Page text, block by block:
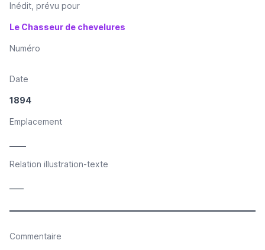
Inédit, prévu pour
Le Chasseur de chevelures
Numéro
Date
1894
Emplacement
Relation illustration-texte
Commentaire